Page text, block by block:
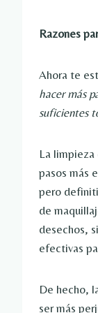
Razones
Ahora te
hacer más
suficientes
La
pasos más
pero
de
desechos,
efectivas
De hecho,
ser más